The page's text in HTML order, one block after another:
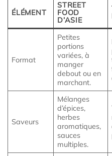
ÉLÉMENT
STREET
FOOD
D’ASIE
Format
Petites
portions
variées, à
manger
debout ou en
marchant.
Saveurs
Mélanges
d’épices,
herbes
aromatiques,
sauces
multiples.